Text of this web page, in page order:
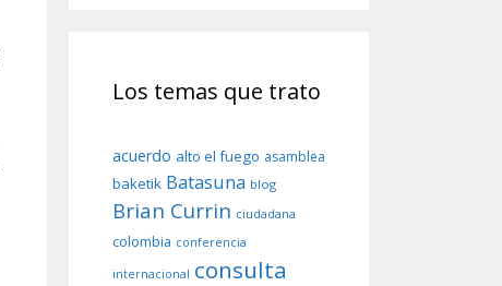
Los temas que trato
acuerdo alto el fuego asamblea
baketik Batasuna blog
Brian Currin ciudadana
colombia conferencia
internacional consulta